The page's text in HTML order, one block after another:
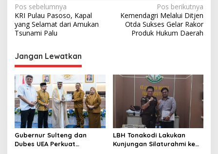
N
a
v
i
g
a
s
i
p
o
s
Pos sebelumnya
KRI Pulau Pasoso, Kapal
yang Selamat dari Amukan
Tsunami Palu
Pos berikutnya
Kemendagri Melalui Ditjen
Otda Sukses Gelar Rakor
Produk Hukum Daerah
Jangan Lewatkan
Gubernur Sulteng dan
Dubes UEA Perkuat
LBH Tonakodi Lakukan
Kunjungan Silaturahmi ke